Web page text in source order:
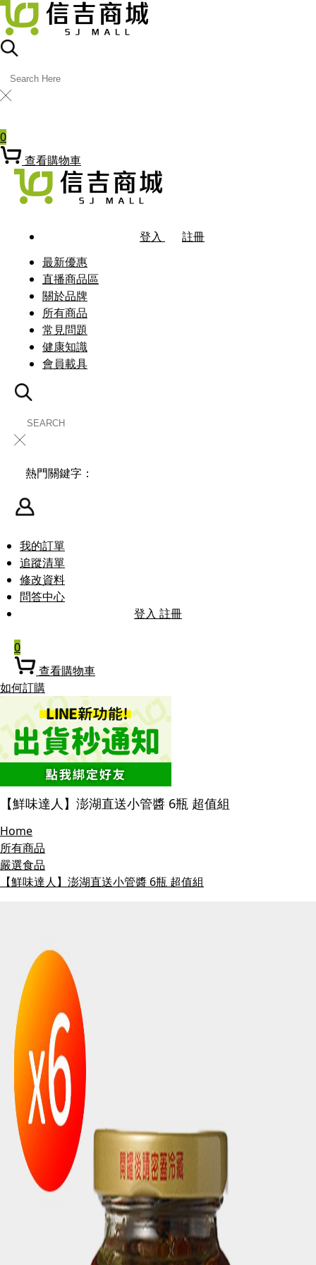
╳
0
查看購物車
登入
註冊
最新優惠
直播商品區
關於品牌
所有商品
常見問題
健康知識
會員載具
╳
熱門關鍵字：
我的訂單
追蹤清單
修改資料
問答中心
登入 註冊
0
查看購物車
如何訂購
【鮮味達人】澎湖直送小管醬 6瓶 超值組
Home
所有商品
嚴選食品
【鮮味達人】澎湖直送小管醬 6瓶 超值組